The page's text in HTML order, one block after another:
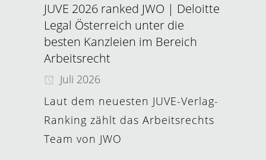
JUVE 2026 ranked JWO | Deloitte
Legal Österreich unter die
besten Kanzleien im Bereich
Arbeitsrecht
Juli 2026
Laut dem neuesten JUVE-Verlag-
Ranking zählt das Arbeitsrechts
Team von JWO